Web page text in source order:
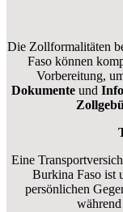
Die Zollformalitäten
Faso können
Vorbereitung,
Dokumente und
Eine
Burkina Faso ist
persönlichen
während